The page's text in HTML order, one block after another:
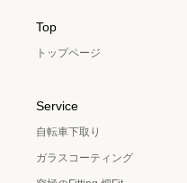
Top
トップページ
Service
自転車下取り
ガラスコーティング